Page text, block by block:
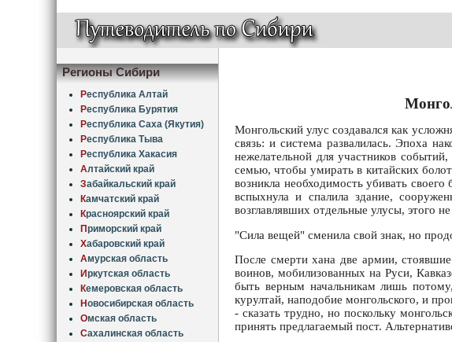
Регионы Сибири
Республика Алтай
Республика Бурятия
Республика Саха (Якутия)
Республика Тыва
Республика Хакасия
Алтайский край
Забайкальский край
Камчатский край
Красноярский край
Приморский край
Хабаровский край
Амурская область
Иркутская область
Кемеровская область
Новосибирская область
Омская область
Сахалинская область
Монгольский улус создавался как
связь: и система развалилась. Эпоха
нежелательной для участников
семью, чтобы умирать в китайских
возникла необходимость убивать
вспыхнула и спалила здание,
возглавлявших отдельные улусы, этого не
"Сила вещей" сменила свой знак, но
После смерти хана две армии,
воинов, мобилизованных на Руси,
быть верным начальникам лишь
курултай, наподобие монгольского, и
- сказать трудно, но поскольку
принять предлагаемый пост.